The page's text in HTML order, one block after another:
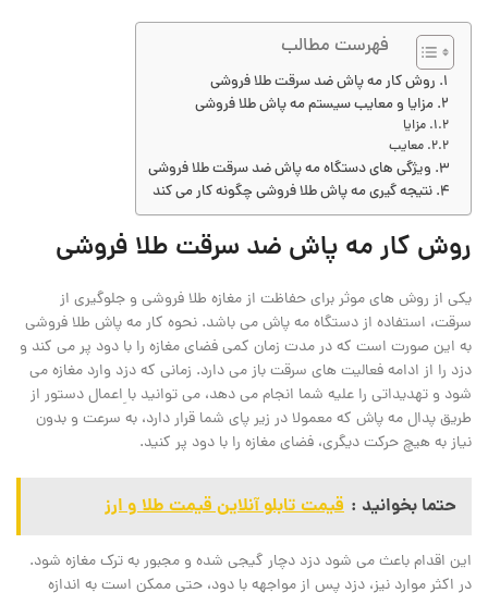
فهرست مطالب
روش کار مه پاش ضد سرقت طلا فروشی
مزایا و معایب سیستم مه پاش طلا فروشی
مزایا
معایب
ویژگی های دستگاه مه پاش ضد سرقت طلا فروشی
نتیجه گیری مه پاش طلا فروشی چگونه کار می کند
روش کار مه پاش ضد سرقت طلا فروشی
یکی از روش ‌های موثر برای حفاظت از مغازه طلا فروشی و جلوگیری از
سرقت، استفاده از دستگاه‌ مه پاش می ‌باشد. نحوه کار مه پاش طلا فروشی
به این صورت است که در مدت زمان کمی فضای مغازه را با دود پر می کند و
دزد را از ادامه فعالیت ‌های سرقت باز می دارد. زمانی که دزد وارد مغازه می
‌شود و تهدیداتی را علیه شما انجام می دهد، می ‌توانید با ِاعمال دستور از
طریق پدال مه پاش که معمولا در زیر پای شما قرار دارد، به سرعت و بدون
نیاز به هیچ حرکت دیگری، فضای مغازه را با دود پر کنید.
حتما بخوانید : قیمت تابلو آنلاین قیمت طلا و ارز
این اقدام باعث می‌ شود دزد دچار گیجی شده و مجبور به ترک مغازه شود.
در اکثر موارد نیز، دزد پس از مواجهه با دود، حتی ممکن است به اندازه